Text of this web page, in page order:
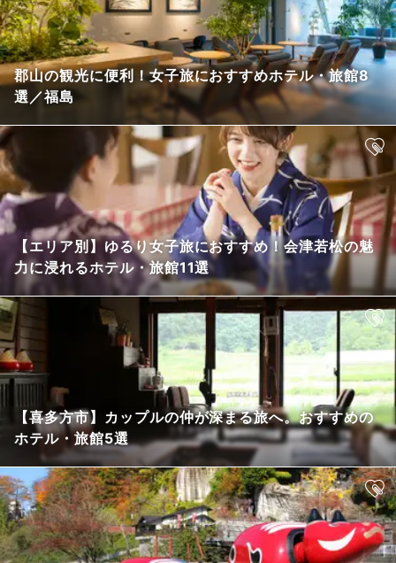
郡山の観光に便利！女子旅におすすめホテル・旅館8
選／福島
【エリア別】ゆるり女子旅におすすめ！会津若松の魅
力に浸れるホテル・旅館11選
【喜多方市】カップルの仲が深まる旅へ。おすすめの
ホテル・旅館5選